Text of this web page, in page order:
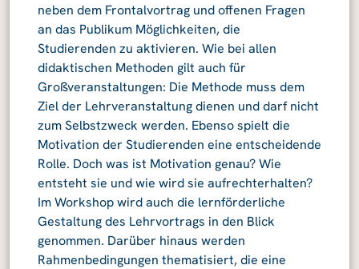
neben dem Frontalvortrag und offenen Fragen
an das Publikum Möglichkeiten, die
Studierenden zu aktivieren. Wie bei allen
didaktischen Methoden gilt auch für
Großveranstaltungen: Die Methode muss dem
Ziel der Lehrveranstaltung dienen und darf nicht
zum Selbstzweck werden. Ebenso spielt die
Motivation der Studierenden eine entscheidende
Rolle. Doch was ist Motivation genau? Wie
entsteht sie und wie wird sie aufrechterhalten?
Im Workshop wird auch die lernförderliche
Gestaltung des Lehrvortrags in den Blick
genommen. Darüber hinaus werden
Rahmenbedingungen thematisiert, die eine